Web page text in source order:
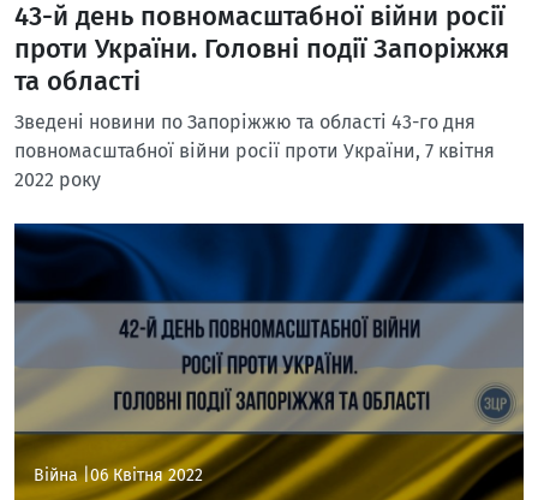
43-й день повномасштабної війни росії
проти України. Головні події Запоріжжя
та області
Зведені новини по Запоріжжю та області 43-го дня
повномасштабної війни росії проти України, 7 квітня
2022 року
Війна |06 Квітня 2022